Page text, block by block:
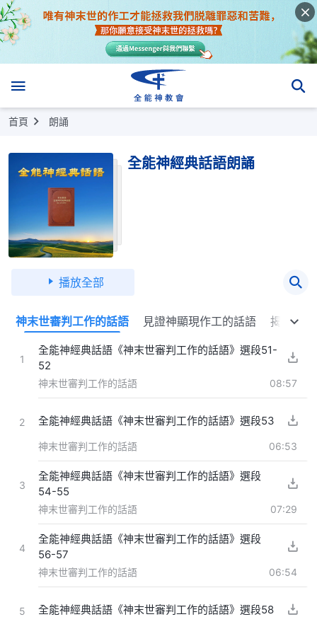
首頁 朗誦
全能神經典話語朗誦
播放全部
神末世審判工作的話語 見證神顯現作工的話語 揭示道
1
全能神經典話語《神末世審判工作的話語》選段51-
52
神末世審判工作的話語 08:57
2 全能神經典話語《神末世審判工作的話語》選段53
神末世審判工作的話語 06:53
3
全能神經典話語《神末世審判工作的話語》選段
54-55
神末世審判工作的話語 07:29
4
全能神經典話語《神末世審判工作的話語》選段
56-57
神末世審判工作的話語 06:54
5 全能神經典話語《神末世審判工作的話語》選段58